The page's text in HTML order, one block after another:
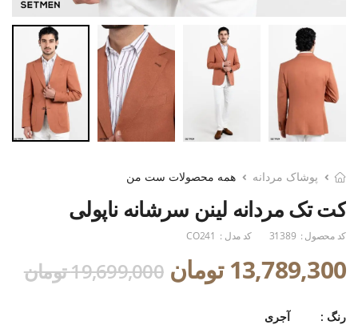
پوشاک مردانه همه محصولات ست من
کت تک مردانه لینن سرشانه ناپولی
کد محصول : 31389 کد مدل : CO241
13,789,300 تومان 19,699,000 تومان
رنگ : آجری